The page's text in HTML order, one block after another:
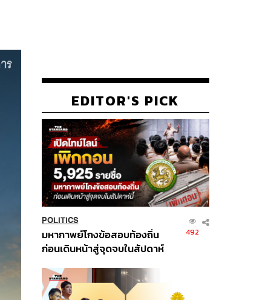
EDITOR'S PICK
POLITICS
มหากาพย์โกงข้อสอบท้องถิ่น
ก่อนเดินหน้าสู่จุดจบในสัปดาห์
492